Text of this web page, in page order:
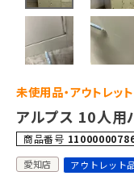
未使用品・アウトレット
アルプス 10人用
商品番号
愛知店 アウトレット